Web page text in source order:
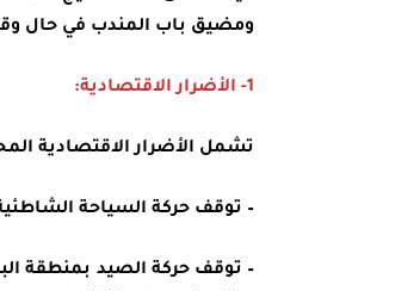
ومضيق باب المندب في حال
1- الأضرار الاقتصادية:
تشمل الأضرار الاقتصادية
– توقف حركة السياحة
– توقف حركة الصيد بمنطقة